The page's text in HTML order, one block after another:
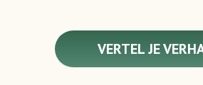
VERTEL JE